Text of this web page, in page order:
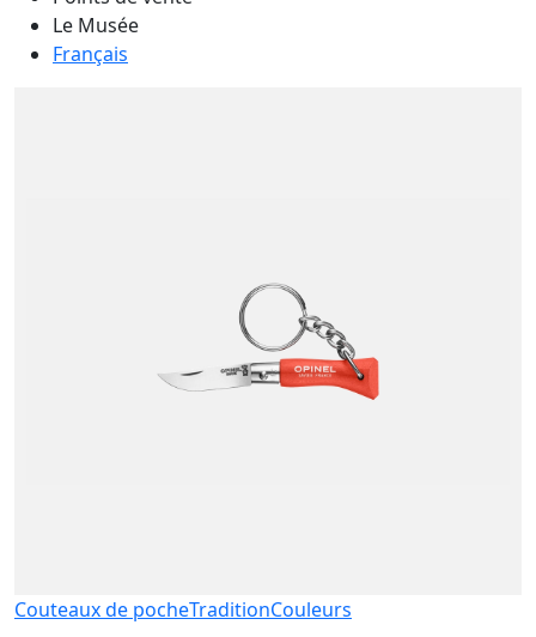
Le Musée
Français
Couteaux de pocheTraditionCouleurs